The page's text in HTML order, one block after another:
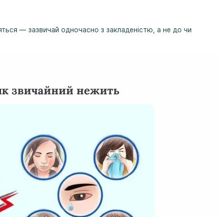
— зазвичай одночасно з закладеністю, а не до чи
звичайний нежить